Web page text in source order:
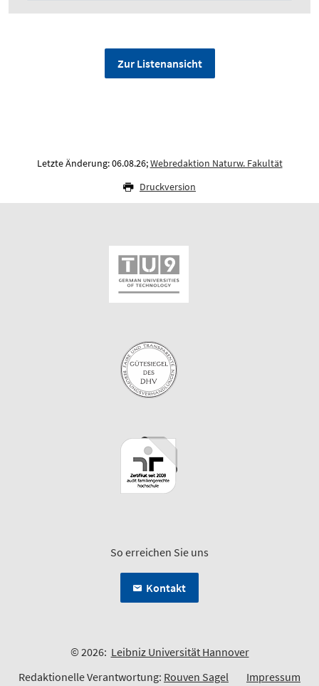
Zur Listenansicht
Letzte Änderung: 06.08.26;Webredaktion Naturw. Fakultät
Druckversion
So erreichen Sie uns
Kontakt
© 2026: Leibniz Universität Hannover
Redaktionelle Verantwortung: Rouven Sagel Impressum